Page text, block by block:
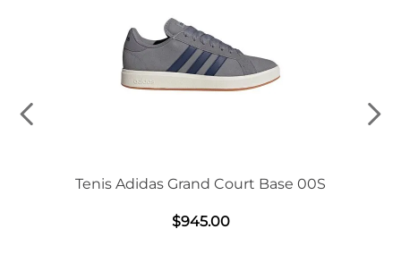
Tenis Adidas Grand Court Base 00S
$945.00